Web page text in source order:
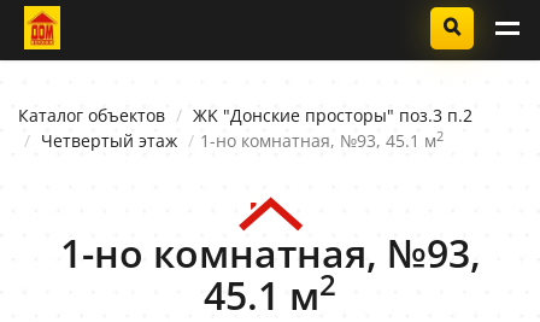
Каталог объектов
ЖK "Донские просторы" поз.3 п.2
Четвертый этаж
1-но комнатная, №93, 45.1 м2
1-но комнатная, №93,
45.1 м2